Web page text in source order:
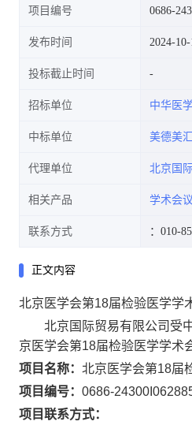
项目编号 0686-
发布时间 2024-
投标截止时间
招标单位 中华医
中标单位 美德美
代理单位 北京国
相关产品 学术会
联系方式 ：010-
正文内容
北京医学会第18届检验医学学
北京国际贸易有限公司受中
京医学会第18届检验医学学术
项目名称： 北京医学会第18届
项目编号： 0686-
项目联系方式：